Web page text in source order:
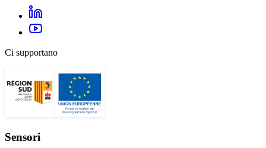
Ci supportano
Sensori